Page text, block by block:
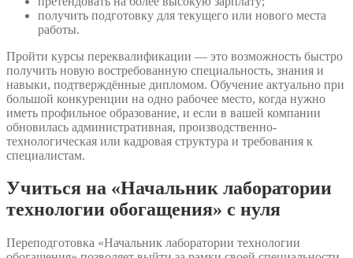
получить подготовку для текущего или нового места
работы.
Пройти курсы переквалификации — это возможность быстро
получить новую востребованную специальность, знания и
навыки, подтверждённые дипломом. Обучение актуально при
большой конкуренции на одно рабочее место, когда нужно
иметь профильное образование, и если в вашей компании
обновилась административная, производственно-
технологическая или кадровая структура и требования к
специалистам.
Учиться на «Начальник лаборатории
технологии обогащения» с нуля
Переподготовка «Начальник лаборатории технологии